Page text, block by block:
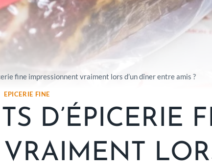
fine impressionnent vraiment lors d’un dîner entre amis ?
EPICERIE FINE
D’ÉPICERIE